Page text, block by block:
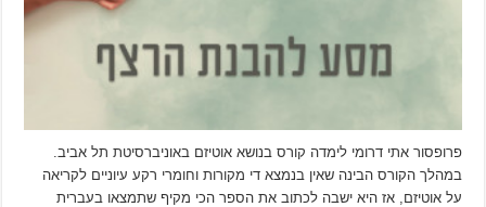
פרופסור אתי דרומי לימדה קורס בנושא אוטיזם באוניברסיטת תל אביב.
במהלך הקורס הבינה שאין בנמצא די מקורות וחומרי רקע עיוניים לקריאה
על אוטיזם, אז היא ישבה לכתוב את הספר הכי מקיף שתמצאו בעברית